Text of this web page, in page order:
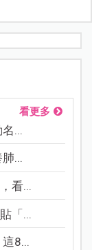
看更多
...
...
看...
「...
8...